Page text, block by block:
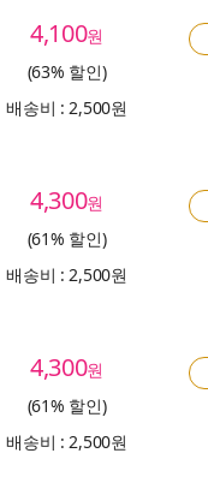
4,100원
(63% 할인)
배송비 : 2,500원
4,300원
(61% 할인)
배송비 : 2,500원
4,300원
(61% 할인)
배송비 : 2,500원